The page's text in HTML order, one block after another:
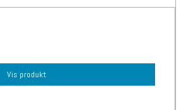
Vis produkt